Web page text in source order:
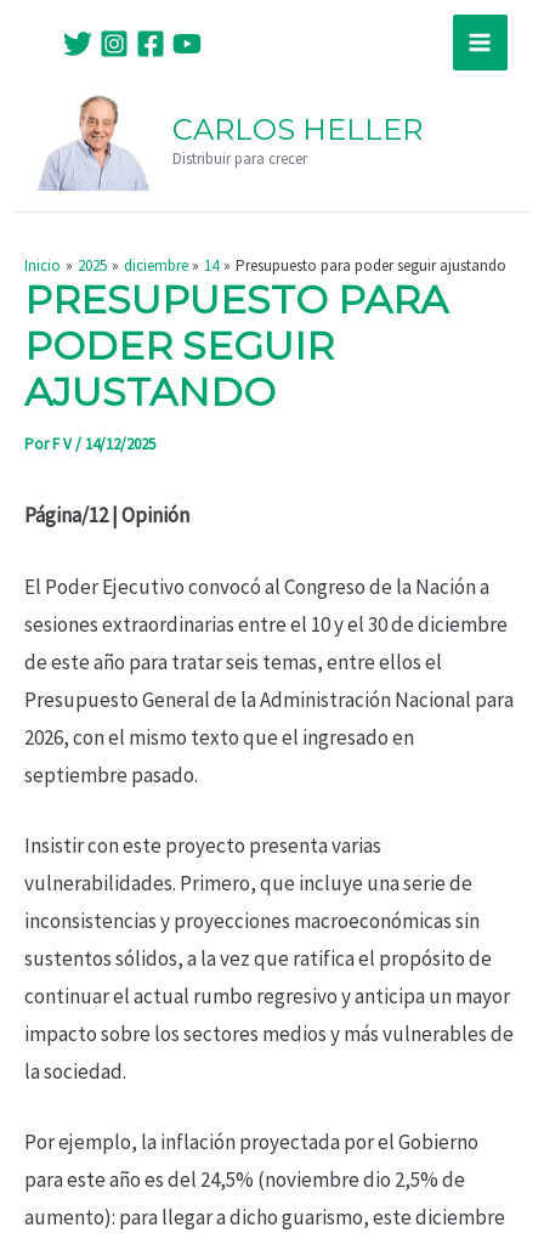
contenido
Main
CARLOS HELLER
Distribuir para crecer
Inicio 2025 diciembre 14 Presupuesto para poder seguir ajustando
PRESUPUESTO PARA
PODER SEGUIR
AJUSTANDO
PorF V/ 14/12/2025
Página/12 | Opinión
El Poder Ejecutivo convocó al Congreso de la Nación a
sesiones extraordinarias entre el 10 y el 30 de diciembre
de este año para tratar seis temas, entre ellos el
Presupuesto General de la Administración Nacional para
2026, con el mismo texto que el ingresado en
septiembre pasado.
Insistir con este proyecto presenta varias
vulnerabilidades. Primero, que incluye una serie de
inconsistencias y proyecciones macroeconómicas sin
sustentos sólidos, a la vez que ratifica el propósito de
continuar el actual rumbo regresivo y anticipa un mayor
impacto sobre los sectores medios y más vulnerables de
la sociedad.
Por ejemplo, la inflación proyectada por el Gobierno
para este año es del 24,5% (noviembre dio 2,5% de
aumento): para llegar a dicho guarismo, este diciembre
entradas